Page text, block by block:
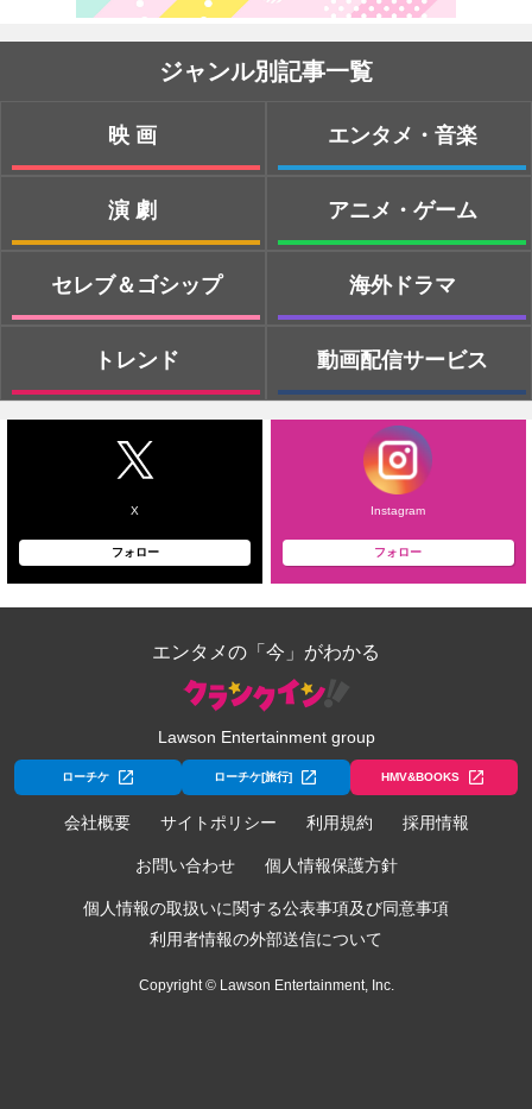
ジャンル別記事一覧
映画
演劇
セレブ＆ゴシップ
トレンド
エンタメ・音楽
アニメ・ゲーム
海外ドラマ
動画配信サービス
X
フォロー
Instagram
フォロー
エンタメの「今」がわかる
Lawson Entertainment group
ローチケ ローチケ[旅行] HMV&BOOKS
会社概要 サイトポリシー 利用規約 採用情報
お問い合わせ 個人情報保護方針
個人情報の取扱いに関する公表事項及び同意事項
利用者情報の外部送信について
Copyright © Lawson Entertainment, Inc.